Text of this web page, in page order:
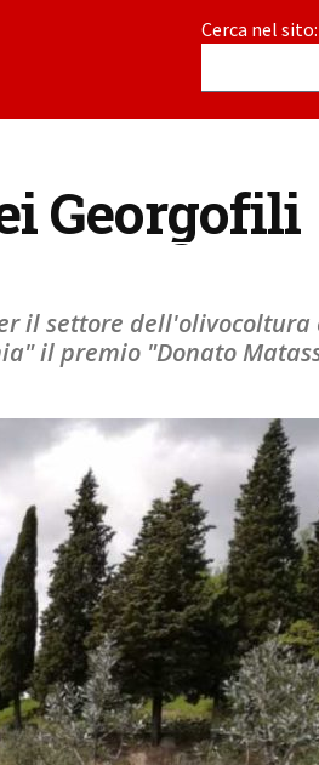
Cerca nel sito:
Georgofili
il settore
il premio "Donato